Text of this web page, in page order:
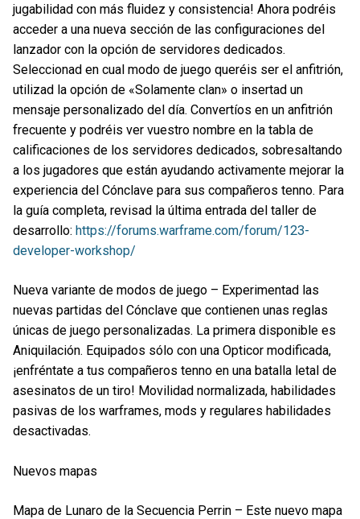
jugabilidad con más fluidez y consistencia! Ahora podréis
acceder a una nueva sección de las configuraciones del
lanzador con la opción de servidores dedicados.
Seleccionad en cual modo de juego queréis ser el anfitrión,
utilizad la opción de «Solamente clan» o insertad un
mensaje personalizado del día. Convertíos en un anfitrión
frecuente y podréis ver vuestro nombre en la tabla de
calificaciones de los servidores dedicados, sobresaltando
a los jugadores que están ayudando activamente mejorar la
experiencia del Cónclave para sus compañeros tenno. Para
la guía completa, revisad la última entrada del taller de
desarrollo: https://forums.warframe.com/forum/123-
developer-workshop/
Nueva variante de modos de juego – Experimentad las
nuevas partidas del Cónclave que contienen unas reglas
únicas de juego personalizadas. La primera disponible es
Aniquilación. Equipados sólo con una Opticor modificada,
¡enfréntate a tus compañeros tenno en una batalla letal de
asesinatos de un tiro! Movilidad normalizada, habilidades
pasivas de los warframes, mods y regulares habilidades
desactivadas.
Nuevos mapas
Mapa de Lunaro de la Secuencia Perrin – Este nuevo mapa